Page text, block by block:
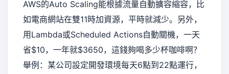
AWS的Auto Scaling能根據流量自動擴容縮容，比
如電商網站在雙11時加資源，平時就減少。另外，
用Lambda或Scheduled Actions自動關機，一天
省$10，一年就$3650，這錢夠喝多少杯咖啡啊？
舉例：某公司設定開發環境每天6點到22點運行，